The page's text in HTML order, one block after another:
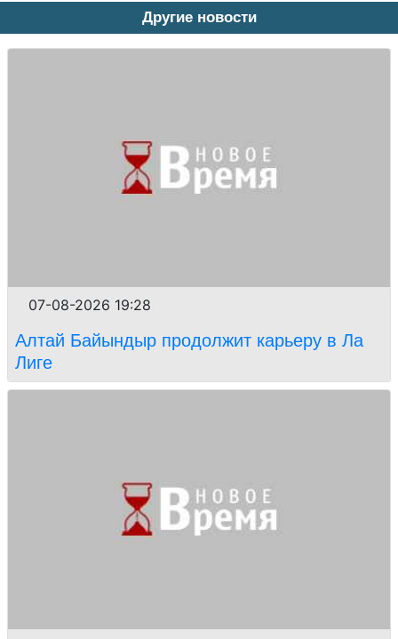
Другие новости
07-08-2026 19:28
Алтай Байындыр продолжит карьеру в Ла
Лиге